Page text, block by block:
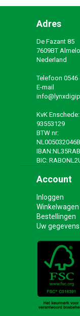
Adres
De Fazant 85
7609BT Almelo
Nederland
Telefoon 0546
E-mail
KvK Enschede:
93553129
BTW nr:
BIC:
Account
Inloggen
Winkelwagen
Bestellingen
Uw gegevens